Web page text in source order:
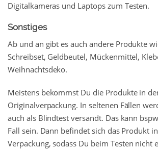
Digitalkameras und Laptops zum Testen.
Sonstiges
Ab und an gibt es auch andere Produkte
Schreibset, Geldbeutel, Mückenmittel,
Weihnachtsdeko.
Meistens bekommst Du die Produkte in
Originalverpackung. In seltenen Fällen
auch als Blindtest versandt. Das kann
Fall sein. Dann befindet sich das Produkt
Verpackung, sodass Du beim Testen nicht